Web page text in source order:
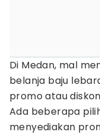
Di Medan, mal
belanja baju
promo atau
Ada beberapa
menyediakan